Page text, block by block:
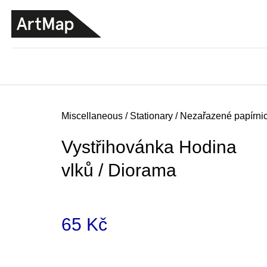
Home
Miscellaneous / Stationary / Nezařazené
Vystřihovánka Hodina
vlků / Diorama
65 Kč
BACK
SHOPPING
BACK
SHOPPING